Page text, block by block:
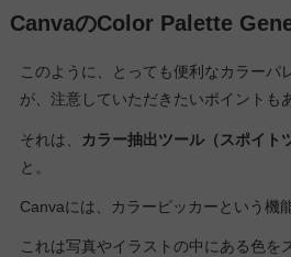
CanvaのColor Palette
このように、とっても便利なカラーパ
が、注意していただきたいポイントも
それは、 カラー抽出ツール（スポイト
と。
Canvaには、カラーピッカーという機
これは写真やイラストの中にある色を